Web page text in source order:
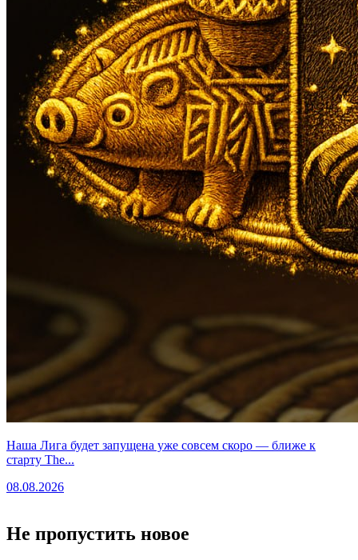
Наша Лига будет запущена уже совсем скоро — ближе к
старту The...
08.08.2026
Не пропустить новое